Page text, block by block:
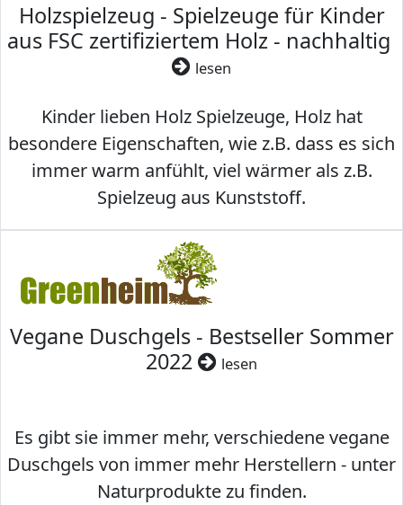
Holzspielzeug - Spielzeuge für Kinder
aus FSC zertifiziertem Holz - nachhaltig
lesen
Kinder lieben Holz Spielzeuge, Holz hat
besondere Eigenschaften, wie z.B. dass es sich
immer warm anfühlt, viel wärmer als z.B.
Spielzeug aus Kunststoff.
Vegane Duschgels - Bestseller Sommer
2022
lesen
Es gibt sie immer mehr, verschiedene vegane
Duschgels von immer mehr Herstellern - unter
Naturprodukte zu finden.